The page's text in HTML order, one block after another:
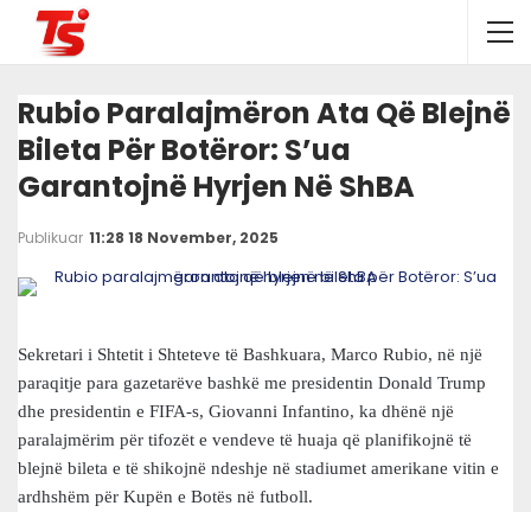
Rubio Paralajmëron Ata Që Blejnë
Bileta Për Botëror: S’ua
Garantojnë Hyrjen Në ShBA
Publikuar 11:28 18 November, 2025
Sekretari i Shtetit i Shteteve të Bashkuara, Marco Rubio, në një
paraqitje para gazetarëve bashkë me presidentin Donald Trump
dhe presidentin e FIFA-s, Giovanni Infantino, ka dhënë një
paralajmërim për tifozët e vendeve të huaja që planifikojnë të
blejnë bileta e të shikojnë ndeshje në stadiumet amerikane vitin e
ardhshëm për Kupën e Botës në futboll.